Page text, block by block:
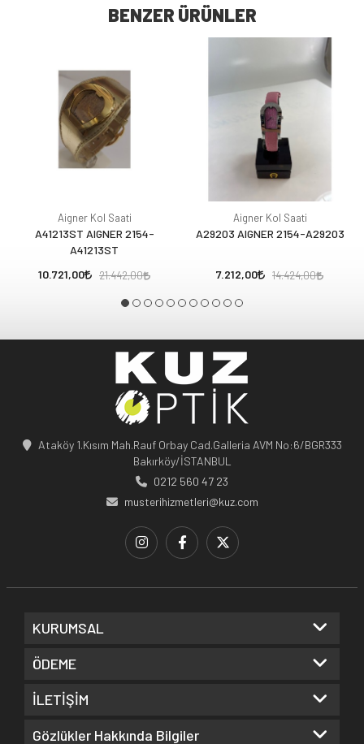
BENZER ÜRÜNLER
Aigner Kol Saati
A41213ST AIGNER 2154-
A41213ST
10.721,00
21.442,00
Aigner Kol Saati
A29203 AIGNER 2154-A29203
7.212,00 14.424,00
Ataköy 1.Kısım Mah.Rauf Orbay Cad.Galleria AVM No:6/BGR333
Bakırköy/İSTANBUL
0212 560 47 23
musterihizmetleri@kuz.com
KURUMSAL
ÖDEME
İLETİŞİM
Gözlükler Hakkında Bilgiler